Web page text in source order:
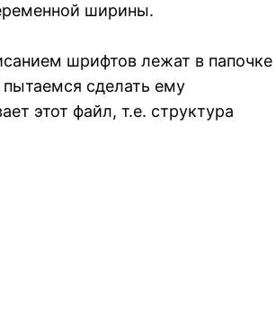
ширины.
шрифтов лежат в папочке
сделать ему
этот файл, т.е. структура